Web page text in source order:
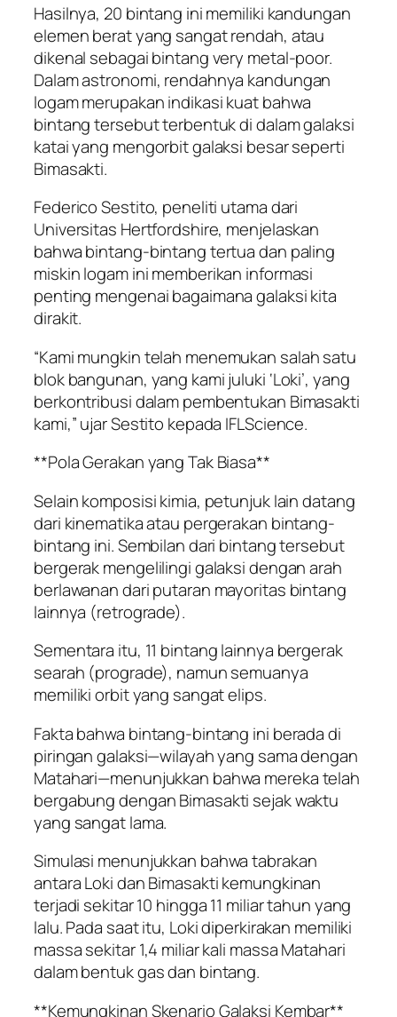
Hasilnya, 20 bintang ini memiliki kandungan
elemen berat yang sangat rendah, atau
dikenal sebagai bintang very metal-poor.
Dalam astronomi, rendahnya kandungan
logam merupakan indikasi kuat bahwa
bintang tersebut terbentuk di dalam galaksi
katai yang mengorbit galaksi besar seperti
Bimasakti.
Federico Sestito, peneliti utama dari
Universitas Hertfordshire, menjelaskan
bahwa bintang-bintang tertua dan paling
miskin logam ini memberikan informasi
penting mengenai bagaimana galaksi kita
dirakit.
“Kami mungkin telah menemukan salah satu
blok bangunan, yang kami juluki ‘Loki’, yang
berkontribusi dalam pembentukan Bimasakti
kami,” ujar Sestito kepada IFLScience.
**Pola Gerakan yang Tak Biasa**
Selain komposisi kimia, petunjuk lain datang
dari kinematika atau pergerakan bintang-
bintang ini. Sembilan dari bintang tersebut
bergerak mengelilingi galaksi dengan arah
berlawanan dari putaran mayoritas bintang
lainnya (retrograde).
Sementara itu, 11 bintang lainnya bergerak
searah (prograde), namun semuanya
memiliki orbit yang sangat elips.
Fakta bahwa bintang-bintang ini berada di
piringan galaksi—wilayah yang sama dengan
Matahari—menunjukkan bahwa mereka telah
bergabung dengan Bimasakti sejak waktu
yang sangat lama.
Simulasi menunjukkan bahwa tabrakan
antara Loki dan Bimasakti kemungkinan
terjadi sekitar 10 hingga 11 miliar tahun yang
lalu. Pada saat itu, Loki diperkirakan memiliki
massa sekitar 1,4 miliar kali massa Matahari
dalam bentuk gas dan bintang.
**Kemungkinan Skenario Galaksi Kembar**